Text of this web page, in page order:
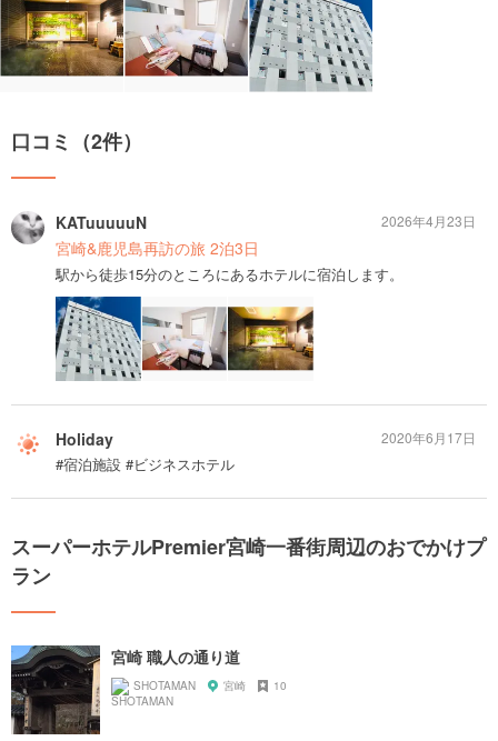
口コミ（2件）
KATuuuuuN
宮崎&鹿児島再訪の旅 2泊3日
駅から徒歩15分のところにあるホテルに宿泊します。
2026年4月23日
Holiday
#宿泊施設 #ビジネスホテル
2020年6月17日
スーパーホテルPremier宮崎一番街周辺のおでかけプ
ラン
宮崎 職人の通り道
SHOTAMAN 宮崎 10